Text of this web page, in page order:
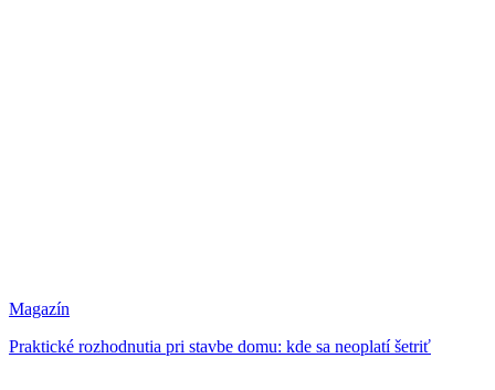
Magazín
Praktické rozhodnutia pri stavbe domu: kde sa neoplatí šetriť